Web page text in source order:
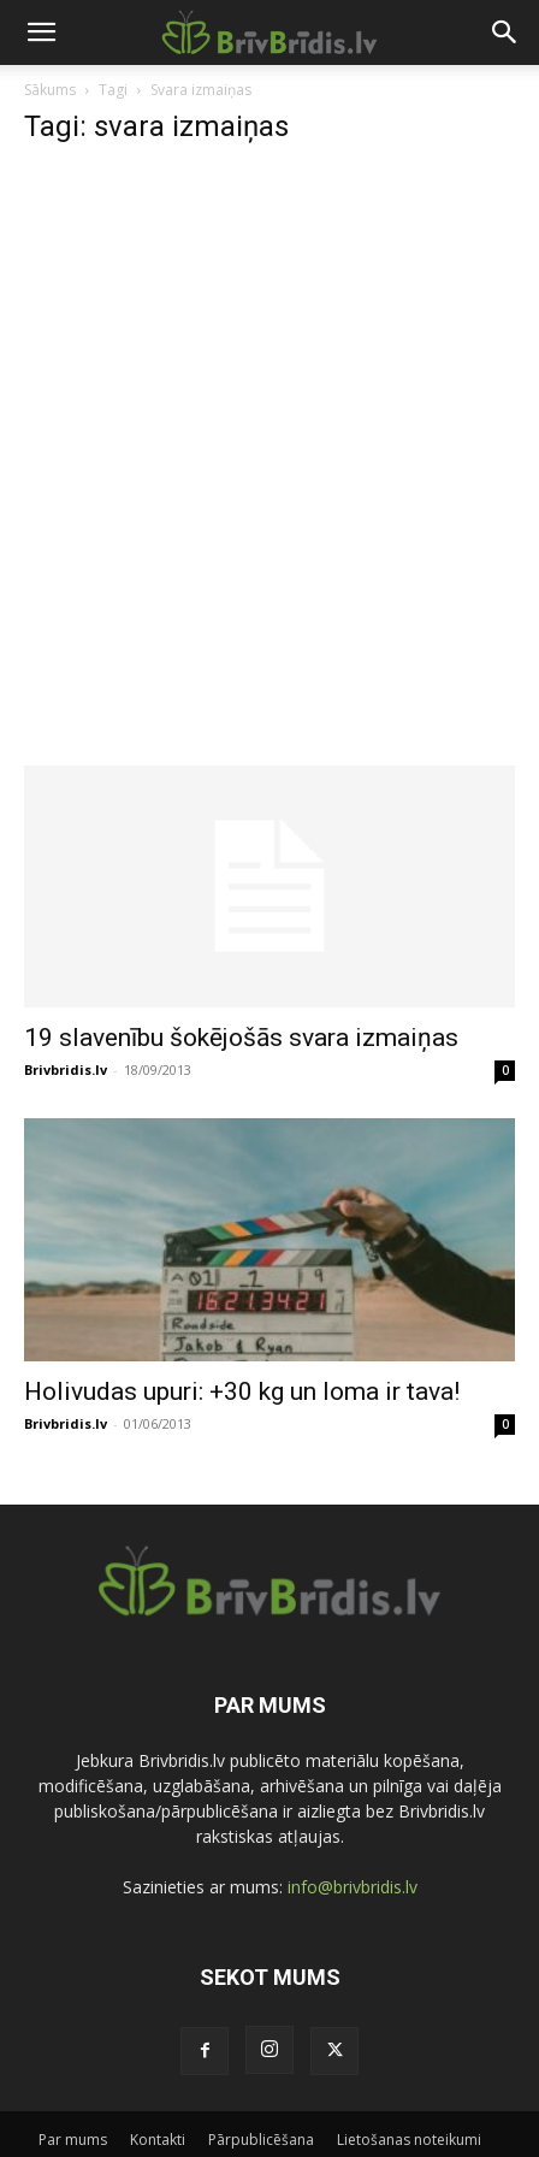
Sākums Tagi Svara izmaiņas
Tagi: svara izmaiņas
19 slavenību šokējošās svara izmaiņas
Brivbridis.lv - 18/09/2013 0
Holivudas upuri: +30 kg un loma ir tava!
Brivbridis.lv - 01/06/2013 0
PAR MUMS
Jebkura Brivbridis.lv publicēto materiālu kopēšana,
modificēšana, uzglabāšana, arhivēšana un pilnīga vai daļēja
publiskošana/pārpublicēšana ir aizliegta bez Brivbridis.lv
rakstiskas atļaujas.
Sazinieties ar mums: info@brivbridis.lv
SEKOT MUMS
Par mums Kontakti Pārpublicēšana
Lietošanas noteikumi